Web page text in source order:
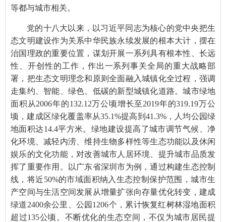
等都与城市相关。
党的十八大以来，以习近平同志为核心的党中央把生
态文明建设作为关系中华民族永续发展的根本大计，摆在
治国理政的重要位置，谋划开展一系列具有根本性、长远
性、开创性的工作，作出一系列事关全局的重大战略部
署，把生态文明理念和原则全面融入城镇化全过程，强调
走集约、智能、绿色、低碳的新型城镇化道路。城市绿地
面积从2006年的132.12万公顷增长至2019年的319.19万公
顷，建成区绿化覆盖率从35.1%提高到 41.3%，人均公园绿
地面积达14.4平方米。绿地建设提高了城市调节气候、净
化环境、减轻内涝、维持生物多样性等生态功能以及休闲
娱乐的文化功能，对改善城市人居环境、提升城市品质发
挥了重要作用。以广东省深圳市为例，通过构建生态控制
线，将近50%的市域面积纳入生态控制保护范围，城市生
产空间与生活空间发展从增量扩张向存量优化转变，建成
绿道2400余公里、公园 1206个，累计恢复红树林湿地面积
超过135公顷。不断优化的生态空间，不仅为城市居民提